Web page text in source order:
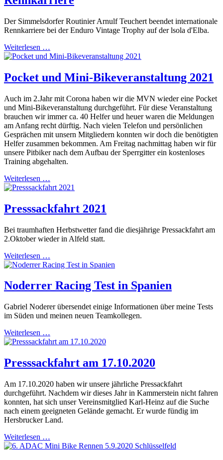
Der Simmelsdorfer Routinier Arnulf Teuchert beendet internationale
Rennkarriere bei der Enduro Vintage Trophy auf der lsola d'Elba.
Weiterlesen …
Pocket und Mini-Bikeveranstaltung 2021
Auch im 2.Jahr mit Corona haben wir die MVN wieder eine Pocket
und Mini-Bikeveranstaltung durchgeführt. Für diese Veranstaltung
brauchen wir immer ca. 40 Helfer und heuer waren die Meldungen
am Anfang recht dürftig. Nach vielen Telefon und persönlichen
Gesprächen mit unsern Mitgliedern konnten wir doch die benötigten
Helfer zusammen bekommen. Am Freitag nachmittag haben wir für
unsere Pitbiker nach dem Aufbau der Sperrgitter ein kostenloses
Training abgehalten.
Weiterlesen …
Presssackfahrt 2021
Bei traumhaften Herbstwetter fand die diesjährige Pressackfahrt am
2.Oktober wieder in Alfeld statt.
Weiterlesen …
Noderrer Racing Test in Spanien
Gabriel Noderer übersendet einige Informationen über meine Tests
im Süden und meinen neuen Teamkollegen.
Weiterlesen …
Presssackfahrt am 17.10.2020
Am 17.10.2020 haben wir unsere jährliche Pressackfahrt
durchgeführt. Nachdem wir dieses Jahr in Kammerstein nicht fahren
konnten, hat sich unser Vereinsmitglied Karl-Heinz auf die Suche
nach einem geeigneten Gelände gemacht. Er wurde fündig im
Hersbrucker Land.
Weiterlesen …